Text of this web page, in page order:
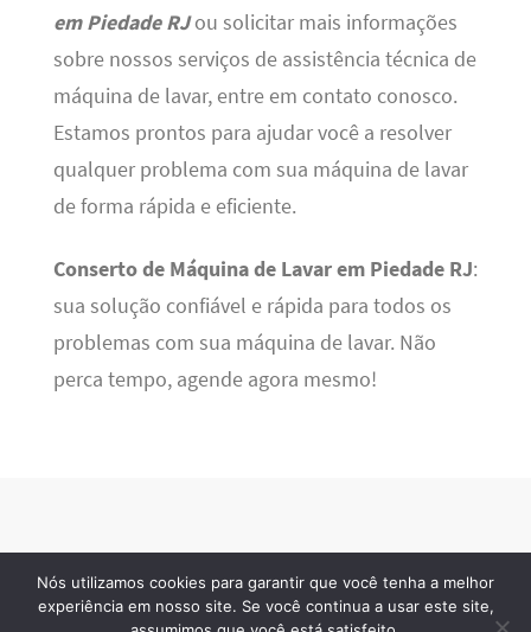
em Piedade RJou solicitar mais informações
sobre nossos serviços de assistência técnica de
máquina de lavar, entre em contato conosco.
Estamos prontos para ajudar você a resolver
qualquer problema com sua máquina de lavar
de forma rápida e eficiente.
Conserto de Máquina de Lavar em Piedade RJ:
sua solução confiável e rápida para todos os
problemas com sua máquina de lavar. Não
perca tempo, agende agora mesmo!
· 2026 © Todos os direitos reservados
Nós utilizamos cookies para garantir que você tenha a melhor
experiência em nosso site. Se você continua a usar este site,